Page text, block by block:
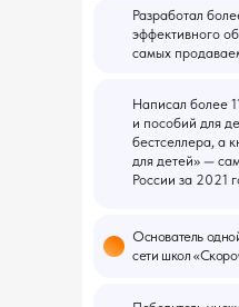
Основатель
сети школ
Написал более
и пособий для
бестселлера, а
для детей» —
России за 2021
Разработал
эффективного
самых